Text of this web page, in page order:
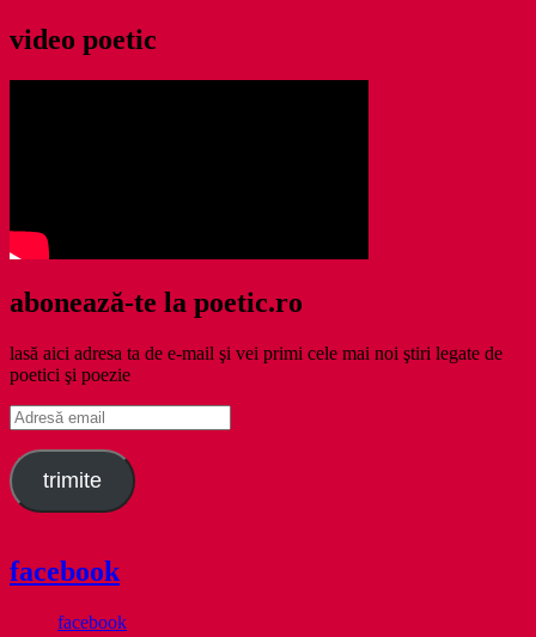
video poetic
abonează-te la poetic.ro
lasă aici adresa ta de e-mail şi vei primi cele mai noi ştiri legate de
poetici şi poezie
Adresă
email
trimite
facebook
facebook